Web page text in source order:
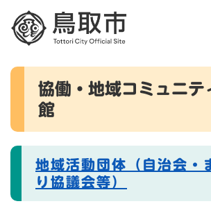
メニューを飛ばして本文へ
本
協働・地域コミュニテ
館
地域活動団体（自治会・
り協議会等）